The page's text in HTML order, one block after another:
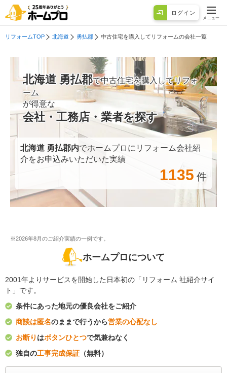
ログイン
メニュー
リフォームTOP 北海道 勇払郡 中古住宅を購入してリフォームの会社一覧
北海道 勇払郡で中古住宅を購入してリフォ
ーム
が得意な
会社・工務店・業者を探す
北海道 勇払郡内でホームプロにリフォーム会社紹
介をお申込みいただいた実績
1135 件
※2026年8月のご紹介実績の一例です。
ホームプロについて
2001年よりサービスを開始した日本初の「リフォーム 社紹介サイ
ト」です。
条件にあった地元の優良会社をご紹介
商談は匿名のままで行うから営業の心配なし
お断り はボタンひとつで気兼ねなく
独自の工事完成保証 （無料）